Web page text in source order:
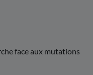
face aux mutations